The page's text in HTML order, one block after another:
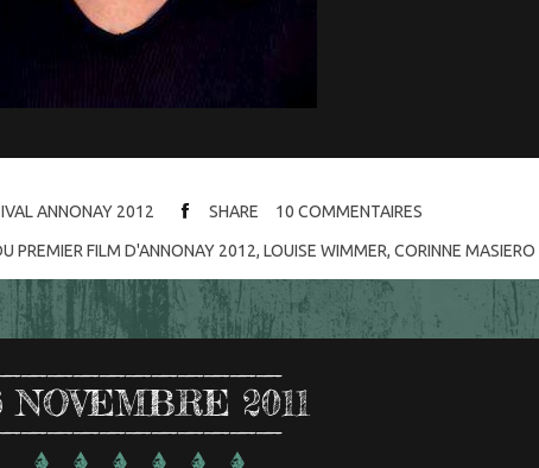
ANNONAY 2012 SHARE 10 COMMENTAIRES
PREMIER FILM D'ANNONAY 2012,LOUISE WIMMER,CORINNE MASIERO
NOVEMBRE 2011